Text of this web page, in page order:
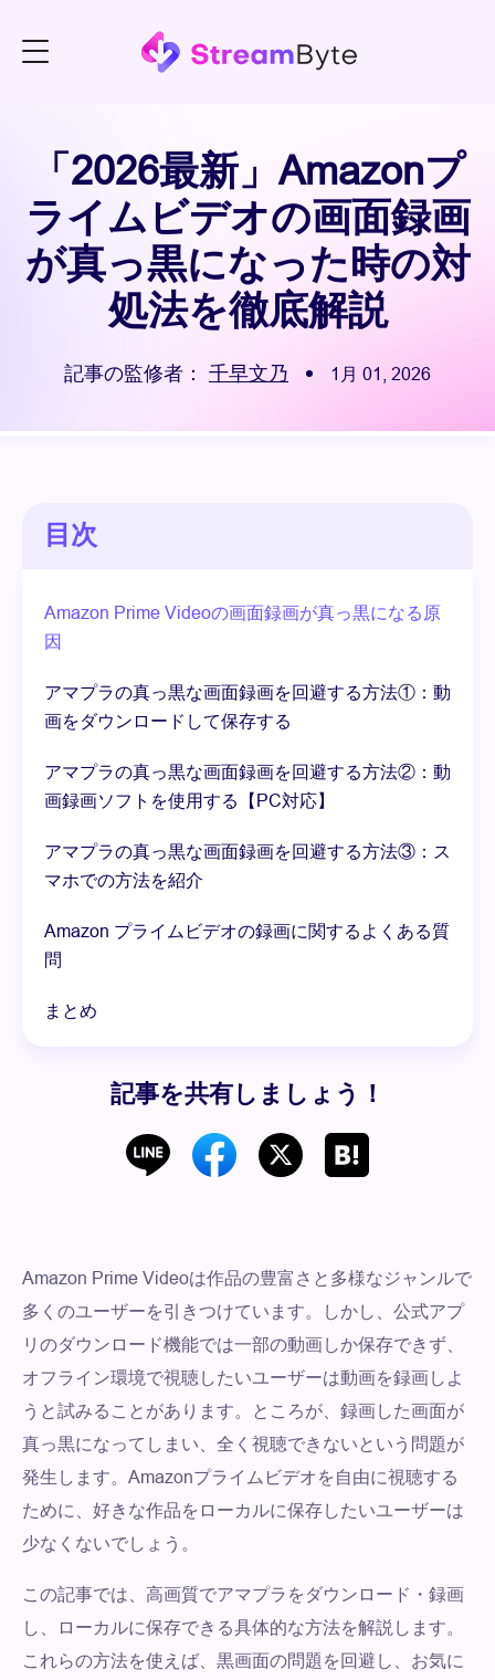
「2026最新」Amazonプ
ライムビデオの画面録画
が真っ黒になった時の対
処法を徹底解説
記事の監修者： 千早文乃 1月 01, 2026
目次
Amazon Prime Videoの画面録画が真っ黒になる原
因
アマプラの真っ黒な画面録画を回避する方法①：動
画をダウンロードして保存する
アマプラの真っ黒な画面録画を回避する方法②：動
画録画ソフトを使用する【PC対応】
アマプラの真っ黒な画面録画を回避する方法③：ス
マホでの方法を紹介
Amazon プライムビデオの録画に関するよくある質
問
まとめ
記事を共有しましょう！
Amazon Prime Videoは作品の豊富さと多様なジャンルで
多くのユーザーを引きつけています。しかし、公式アプ
リのダウンロード機能では一部の動画しか保存できず、
オフライン環境で視聴したいユーザーは動画を録画しよ
うと試みることがあります。ところが、録画した画面が
真っ黒になってしまい、全く視聴できないという問題が
発生します。Amazonプライムビデオを自由に視聴する
ために、好きな作品をローカルに保存したいユーザーは
少なくないでしょう。
この記事では、高画質でアマプラをダウンロード・録画
し、ローカルに保存できる具体的な方法を解説します。
これらの方法を使えば、黒画面の問題を回避し、お気に